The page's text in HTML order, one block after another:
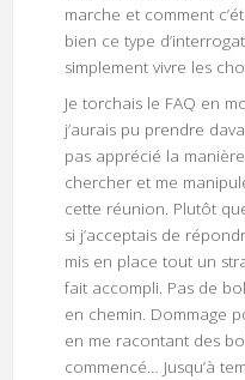
marche et comment
bien ce type
simplement vivre les
Je torchais le FAQ en
j’aurais pu prendre
pas apprécié la
chercher et me
cette réunion. Plutôt
si j’acceptais de
mis en place tout un
fait accompli. Pas de
en chemin. Dommage
en me racontant des
commencé… Jusqu’à